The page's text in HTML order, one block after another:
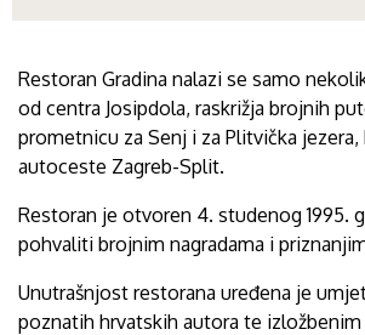
Restoran Gradina nalazi se samo
od centra Josipdola, raskrižja brojnih
prometnicu za Senj i za Plitvička
autoceste Zagreb-Split.
Restoran je otvoren 4. studenog 1995.
pohvaliti brojnim nagradama i
Unutrašnjost restorana uređena je
poznatih hrvatskih autora te